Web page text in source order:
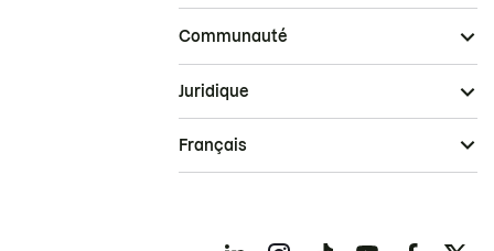
Communauté
Juridique
Français